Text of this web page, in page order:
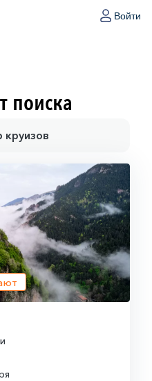
Войти
поиска
круизов